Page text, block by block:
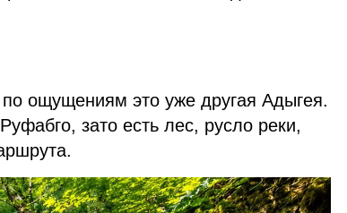
ощущениям это уже другая Адыгея.
зато есть лес, русло реки,